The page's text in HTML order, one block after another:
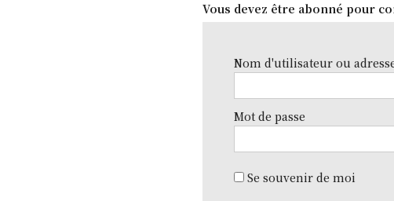
Vous devez être abonné pour
Nom d'utilisateur ou
Mot de passe
Se souvenir de moi